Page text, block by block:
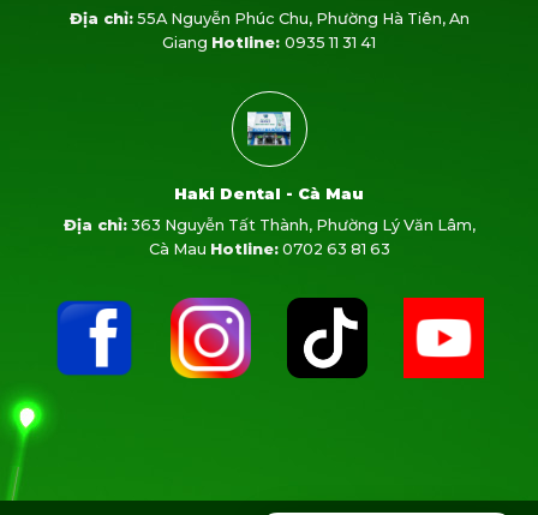
Địa chỉ:55A Nguyễn Phúc Chu, Phường Hà Tiên, An
Giang Hotline: 0935 11 31 41
Haki Dental - Cà Mau
Địa chỉ:363 Nguyễn Tất Thành, Phường Lý Văn Lâm,
Cà Mau Hotline:0702 63 81 63